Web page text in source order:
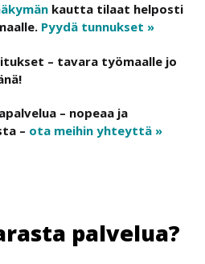
kautta tilaat helposti
Pyydä tunnukset »
– tavara työmaalle jo
– nopeaa ja
– ota meihin yhteyttä »
palvelua?